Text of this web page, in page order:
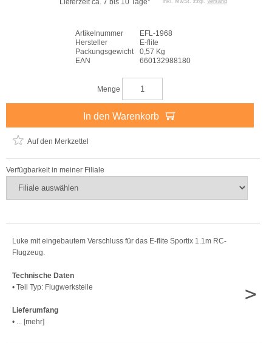
inkl. MwSt. zzgl. Versand
Lieferzeit ca. 7 bis 10 Tage*
Artikelnummer
EFL-1968
Hersteller
E-flite
Packungsgewicht
0,57 Kg
EAN
660132988180
Menge
In den Warenkorb
Auf den Merkzettel
Verfügbarkeit in meiner Filiale
Luke mit eingebautem Verschluss für das E-flite Sportix 1.1m RC-
Flugzeug.
Technische Daten
• Teil Typ: Flugwerksteile
Lieferumfang
• ... [mehr]
>